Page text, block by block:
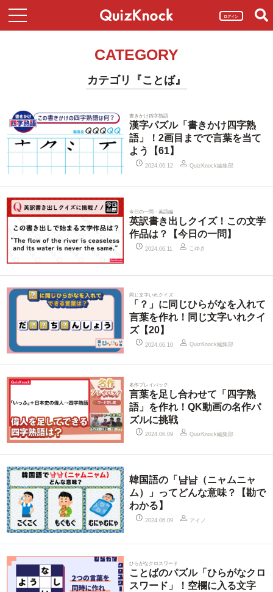
ログイン
CATEGORY
カテゴリ『ことば』
書きかけ四字熟語
漢字パズル「書きかけ四字熟
語」！2画目までで言葉を当て
よう【61】
2024.06.12 QuizKnock編集部
今日の一問・英語編
英訳書き出しクイズ！この文学
作品は？【今日の一問】
2024.06.11 こゆき
同じ文字いれクイズ
「？」に同じひらがなを入れて
言葉を作れ！同じ文字いれクイ
ズ【20】
2024.06.10 QuizKnock編集部
名作プレイバック
言葉を足し合わせて「四字熟
語」を作れ！QK動画の名作パ
ズルに挑戦
2024.06.09 QuizKnock編集部
韓国語の「냠냠（ニャムニャ
ム）」ってどんな意味？【勘で
わかる】
2024.06.09 アイノ
ひらがなクロスワード
ことばのパズル「ひらがなクロ
スワード」！空欄に入る文字